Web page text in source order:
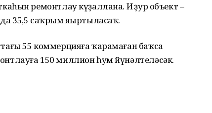
ремонтлау күҙаллана. Иң ҙур объект –
35,5 саҡрым яңыртыласаҡ.
55 коммерцияға ҡарамаған баҡса
150 миллион һум йүнәлтеләсәк.